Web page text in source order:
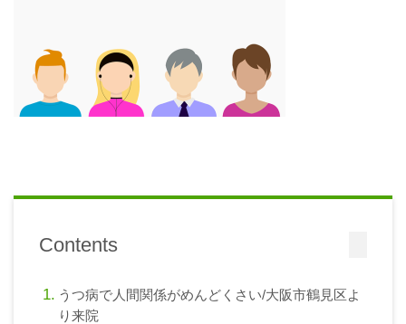
Contents
うつ病で人間関係がめんどくさい/大阪市鶴見区よ
り来院